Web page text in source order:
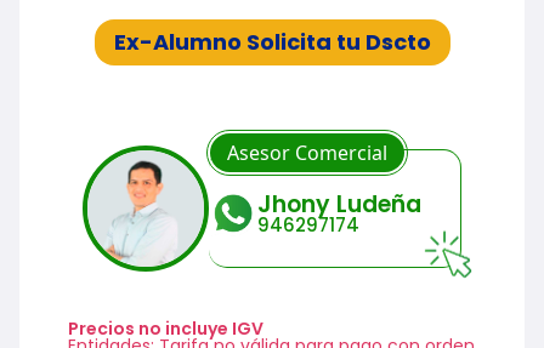
Ex-Alumno Solicita tu Dscto
Jhony Ludeña
946297174
Asesor Comercial
Precios no incluye IGV